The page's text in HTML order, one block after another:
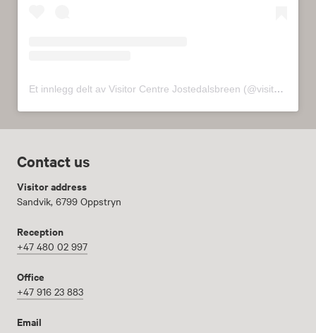
Et innlegg delt av Visitor Centre Jostedalsbreen (@visitorcenterjostedalsbreen)
Contact us
Visitor address
Sandvik, 6799 Oppstryn
Reception
+47 480 02 997
Office
+47 916 23 883
Email